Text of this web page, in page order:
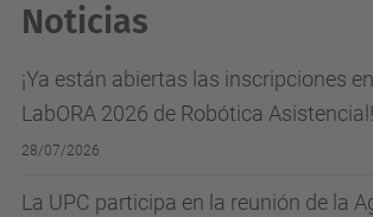
Noticias
¡Ya están abiertas las inscripciones
LabORA 2026 de Robótica Asistencial!
28/07/2026
La UPC participa en la reunión de la